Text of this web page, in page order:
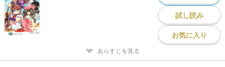
試し読み
お気に入り
あらすじを見る